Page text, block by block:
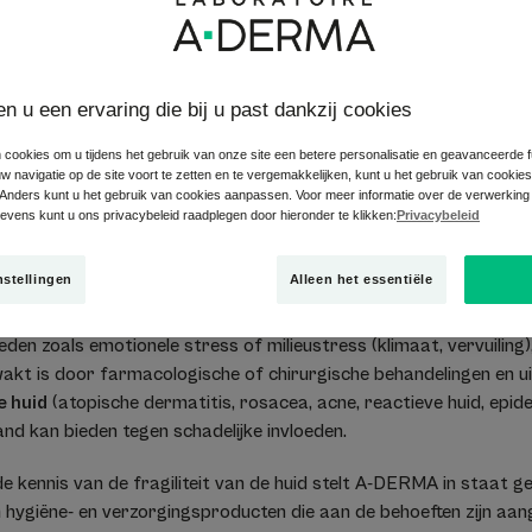
A-Derma heeft er een definitie aan gegeven: het is een
onevenwichtige huidbarrière is meer doorlaatbaar, ze is
zowel lichamelijk als psychologisch.
van de fragiliteit, zijn er 4 soorten fragiele huid : Een
de leeftijd (kinderen of juist ouderen) of met de plek
zoals emotionele stress of milieustress (klimaat,
is door farmacologische of chirurgische behandelingen en
huid (atopische dermatitis, rosacea, acne, reactieve huid,
kan bieden tegen schadelijke invloeden.
kennis van de fragiliteit van de huid stelt A-DERMA in staat
en verzorgingsproducten die aan de behoeften zijn
u een ervaring die bij u past dankzij cookies
cookies om u tijdens het gebruik van onze site een betere personalisatie en geavanceerde
navigatie op de site voort te zetten en te vergemakkelijken, kunt u het gebruik van
kunt u het gebruik van cookies aanpassen. Voor meer informatie over de
kunt u ons privacybeleid raadplegen door hieronder te klikken:Privacybeleid
Alleen het essentiële